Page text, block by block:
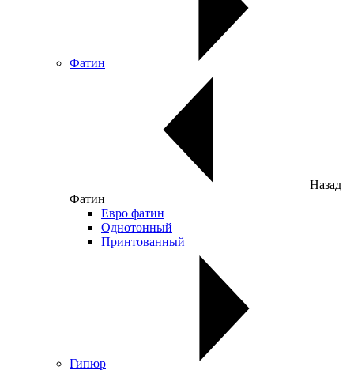
Фатин
Назад
Фатин
Евро фатин
Однотонный
Принтованный
Гипюр